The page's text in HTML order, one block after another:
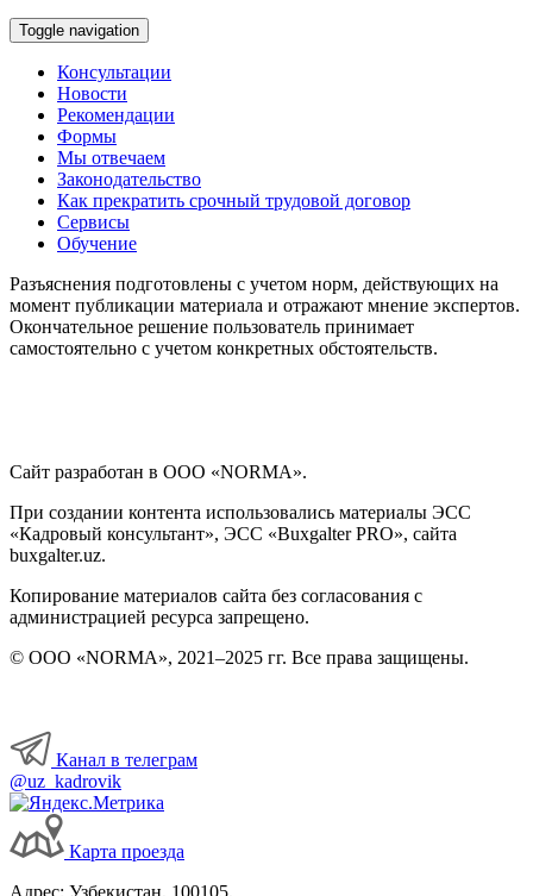
Toggle navigation
Консультации
Новости
Рекомендации
Формы
Мы отвечаем
Законодательство
Как прекратить срочный трудовой договор
Сервисы
Обучение
Разъяснения подготовлены с учетом норм, действующих на
момент публикации материала и отражают мнение экспертов.
Окончательное решение пользователь принимает
самостоятельно с учетом конкретных обстоятельств.
Сайт разработан в ООО «NORMA».
При создании контента использовались материалы ЭСС
«Кадровый консультант», ЭСС «Buxgalter PRO», сайта
buxgalter.uz.
Копирование материалов сайта без согласования с
администрацией ресурса запрещено.
© ООО «NORMA», 2021–2025 гг. Все права защищены.
Канал в телеграм
@uz_kadrovik
Карта проезда